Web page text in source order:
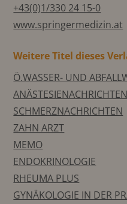
+43(0)1/330 24 15-0
www.springermedizin.at
Weitere Titel dieses
Ö.WASSER- UND
ANÄSTESIENACHRICHTEN
SCHMERZNACHRICHTEN
ZAHN ARZT
MEMO
ENDOKRINOLOGIE
RHEUMA PLUS
GYNÄKOLOGIE IN DER